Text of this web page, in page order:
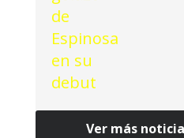
Ver más